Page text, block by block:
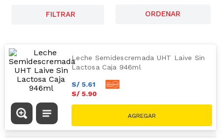
FILTRAR
Leche Semidescremada UHT Laive Sin
Lactosa Caja 946ml
S/ 5.61
S/ 5.90